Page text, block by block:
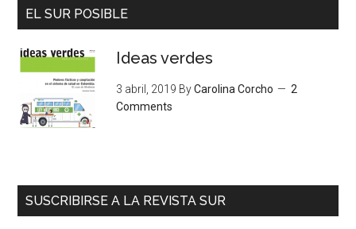
EL SUR POSIBLE
Ideas verdes
3 abril, 2019 ByCarolina Corcho
2
Comments
SUSCRIBIRSE A LA REVISTA SUR